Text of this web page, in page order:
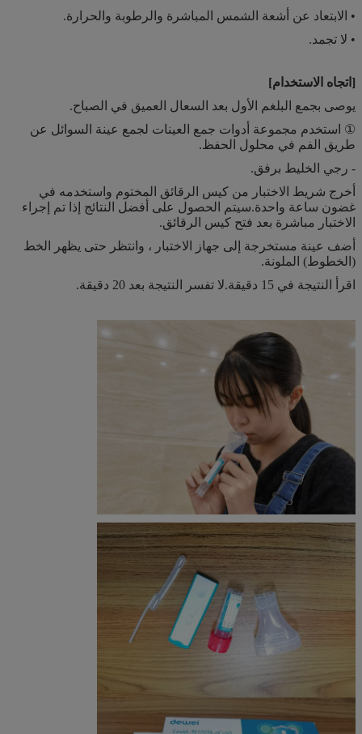
• الابتعاد عن أشعة الشمس المباشرة والرطوبة والحرارة.
• لا تجمد.
[اتجاه الاستخدام]
يوصى بجمع البلغم الأول بعد السعال العميق في الصباح.
① استخدم مجموعة أدوات جمع العينات لجمع عينة السوائل عن
طريق الفم في محلول الحفظ.
- رجي الخليط برفق.
أخرج شريط الاختبار من كيس الرقائق المختوم واستخدمه في
غضون ساعة واحدة.سيتم الحصول على أفضل النتائج إذا تم إجراء
الاختبار مباشرة بعد فتح كيس الرقائق.
أضف عينة مستخرجة إلى جهاز الاختبار ، وانتظر حتى يظهر الخط
(الخطوط) الملونة.
اقرأ النتيجة في 15 دقيقة.لا تفسر النتيجة بعد 20 دقيقة.